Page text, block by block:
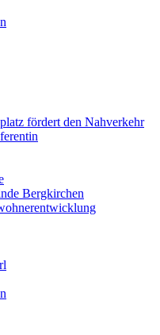
fördert den Nahverkehr
Bergkirchen